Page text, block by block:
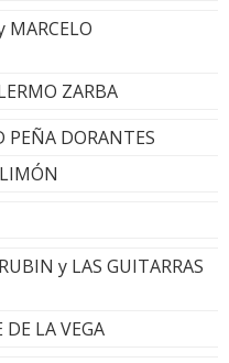
ZARBA
DORANTES
y LAS GUITARRAS
LA VEGA